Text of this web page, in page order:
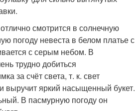
смотрится в солнечную
погоду невеста в белом платье с
с серым небом. В
трудно добиться
за счёт света, т. к. свет
выручит яркий насыщенный букет.
В пасмурную погоду он